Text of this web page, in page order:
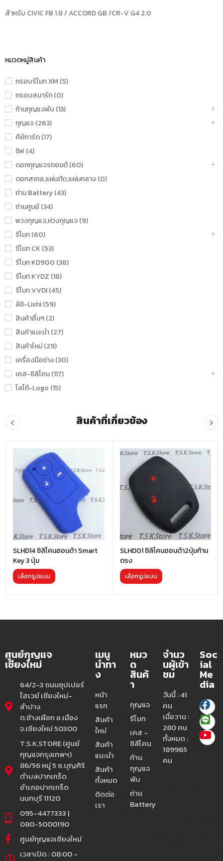
หมวดหมู่สินค้า
กรอบรีโมท XM (5)
กรอบสมาร์ท (0)
ก้านกุญแจพับ (13)
กุญแจ (263)
คีย์การ์ด (17)
ชิฟ (4)
ดอกกุญแจรถยนต์ (60)
ดอกสเกล,แผ่นตัด,แผ่นกลาง (0)
ถ่าน Battery (43)
ถ่านศูนย์ (34)
พวงกุญแจ,ห่วงกุญแจ (9)
รีโมท (60)
รีโมท CK (53)
รีโมท KD900 (38)
รีโมท KYDZ (18)
รีโมท VVDI (45)
ลิชิ-Lishi (59)
สินค้าอื่นๆ (2)
สินค้าแนะนำ (27)
สินค้าใหม่ (29)
เครื่องมือช่าง (30)
เคส-ซิลิโคน (117)
โลโก้-Logo (15)
สำหรับ CIVIC FB 1.8 / ACCORD GB /CR-V G4 2.0
สินค้าที่เกี่ยวข้อง
SLHD14 ซิลิโคนฮอนด้า Smart
Key 3 ปุ่ม
เลือกรูปแบบ
SLHD01 ซิลิโคนฮอนด้า2ปุ่มก้าน
ตรง
เลือกรูปแบบ
ศูนย์กุญแจ
เชียงใหม่
64/2-3 ถนนซุปเปอร์
ไฮเวย์ เชียงใหม่-
ลำปาง
ต.ช้างเผือก อ.เมือง
จ.เชียงใหม่ 50300
T.S.K.STORE (ศูนย์
กุญแจกรุงเทพฯ)
86/56 หมู่ 5 ซ.บุญศิริ
ตำบลปากเกร็ด
อำเภอปากเกร็ด
นนทบุรี 11120
095-4477333 |
080-5000190
ศูนย์กุญแจเชียงใหม่
เวลาเปิด : 08:00 -
เมนู
นำทา
ง
หน้า
แรก
สินค้า
ใหม่
สินค้า
แนะนำ
สินค้า
ทั้งหมด
ติดต่อ
เรา
หมว
ด
สินค้
า
กุญแจ
รีโมท
เคส -
ซิลีโคน
ก้าน
กุญแจ
พับ
ถ่าน
Battery
จำนว
นผู้เข้า
ชม
วันนี้ : 41
คน
เมื่อวาน :
280 คน
ทั้งหมด :
189965
คน
Soc
ial
Me
dia